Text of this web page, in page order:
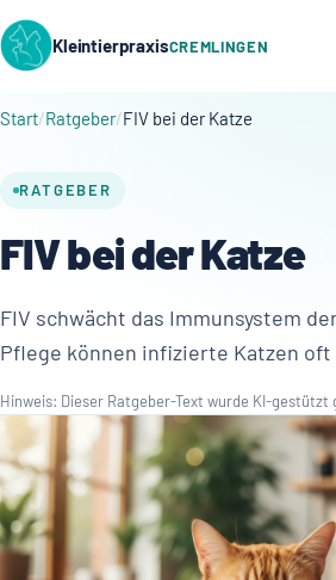
KleintierpraxisCREMLINGEN
Start Ratgeber FIV bei der Katze
RATGEBER
FIV bei der Katze
FIV schwächt das Immunsystem
Pflege können infizierte Katzen oft
Hinweis: Dieser Ratgeber-Text wurde KI-gestützt